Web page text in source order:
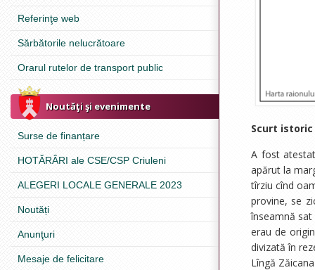
Referinţe web
Sărbătorile nelucrătoare
Orarul rutelor de transport public
Noutăţi şi evenimente
Surse de finanțare
HOTĂRÂRI ale CSE/CSP Criuleni
ALEGERI LOCALE GENERALE 2023
Noutăți
Anunţuri
Mesaje de felicitare
Scurt istoric
A fost
apărut la
tîrziu cînd
provine, se
înseamnă
erau de
divizată în
Lîngă